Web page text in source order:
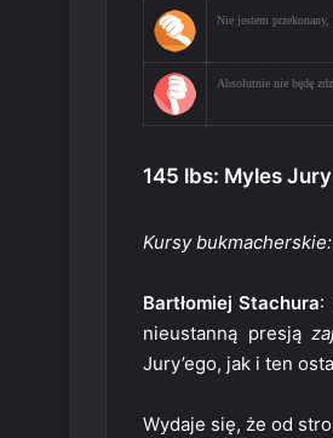
Nie jestem
Absolutnie nie będę
145 lbs: Myles
Kursy
Bartłomiej Stachura:
nieustanną presją
Jury’ego, jak i ten
Wydaje się, że od